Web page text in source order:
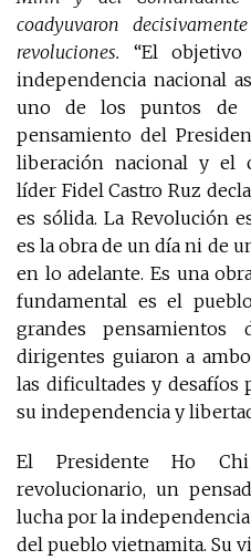
coadyuvaron
revoluciones. “El
independencia nacional
uno de los puntos de
pensamiento del
liberación nacional y el
líder Fidel Castro Ruz
es sólida. La Revolución
es la obra de un día ni de
en lo adelante. Es una
fundamental es el
grandes
dirigentes guiaron a
las dificultades y desafíos
su independencia y
El Presidente Ho
revolucionario, un
lucha por la
del pueblo vietnamita. Su